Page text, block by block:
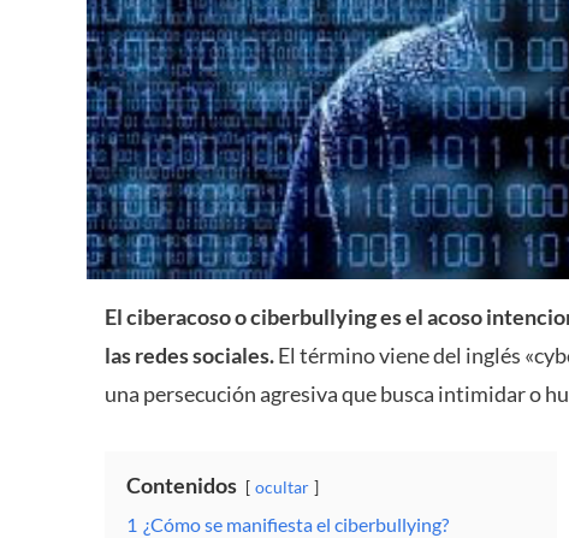
El ciberacoso o ciberbullying es el acoso
las redes sociales.El término viene del inglés
una persecución agresiva que busca intimidar o
Contenidos ocultar
1 ¿Cómo se manifiesta el ciberbullying?